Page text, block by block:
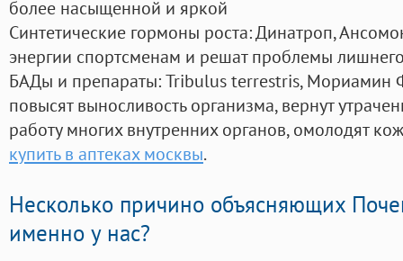
более насыщенной и яркой
Синтетические гормоны роста: Динатроп,
энергии спортсменам и решат проблемы
БАДы и препараты:Tribulus terrestris, Мориамин
повысят выносливость организма, вернут
работу многих внутренних органов, омолодят
купить в аптеках москвы.
Несколько причино объясняющих
именно у нас?